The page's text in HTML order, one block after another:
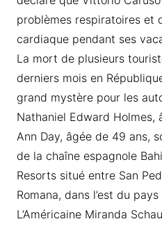
problèmes respiratoires et
cardiaque pendant ses
La mort de plusieurs
derniers mois en
grand mystère pour les
Nathaniel Edward Holmes,
Ann Day, âgée de 49 ans,
de la chaîne espagnole
Resorts situé entre San
Romana, dans l’est du
L’Américaine Miranda